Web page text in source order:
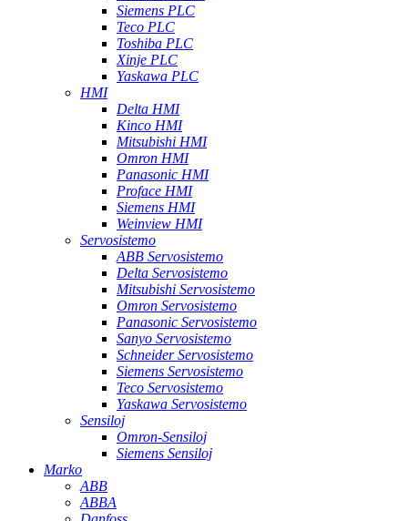
Siemens PLC
Teco PLC
Toshiba PLC
Xinje PLC
Yaskawa PLC
HMI
Delta HMI
Kinco HMI
Mitsubishi HMI
Omron HMI
Panasonic HMI
Proface HMI
Siemens HMI
Weinview HMI
Servosistemo
ABB Servosistemo
Delta Servosistemo
Mitsubishi Servosistemo
Omron Servosistemo
Panasonic Servosistemo
Sanyo Servosistemo
Schneider Servosistemo
Siemens Servosistemo
Teco Servosistemo
Yaskawa Servosistemo
Sensiloj
Omron-Sensiloj
Siemens Sensiloj
Marko
ABB
ABBA